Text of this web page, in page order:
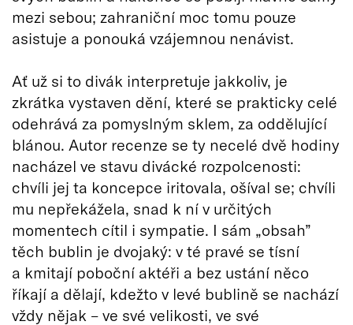
mezi sebou; zahraniční moc tomu pouze
asistuje a ponouká vzájemnou nenávist.
Ať už si to divák interpretuje jakkoliv, je
zkrátka vystaven dění, které se prakticky celé
odehrává za pomyslným sklem, za oddělující
blánou. Autor recenze se ty necelé dvě hodiny
nacházel ve stavu divácké rozpolcenosti:
chvíli jej ta koncepce iritovala, ošíval se; chvíli
mu nepřekážela, snad k ní v určitých
momentech cítil i sympatie. I sám „obsah”
těch bublin je dvojaký: v té pravé se tísní
a kmitají poboční aktéři a bez ustání něco
říkají a dělají, kdežto v levé bublině se nachází
vždy nějak – ve své velikosti, ve své